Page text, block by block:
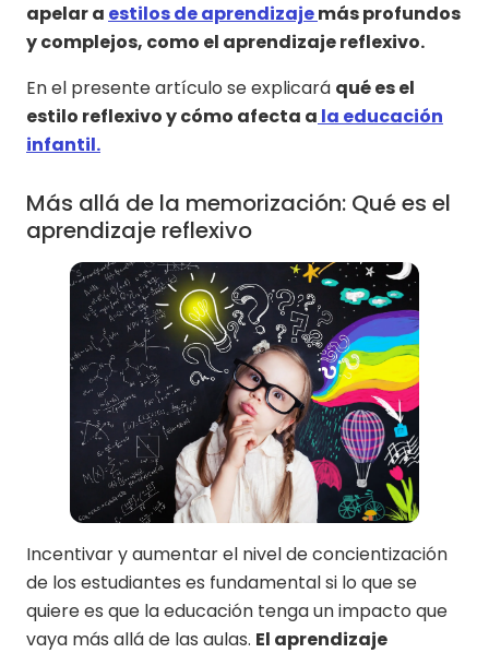
apelar a estilos de aprendizajemás profundos
y complejos, como el aprendizaje reflexivo.
En el presente artículo se explicará qué es el
estilo reflexivo y cómo afecta a la educación
infantil.
Más allá de la memorización: Qué es el
aprendizaje reflexivo
Incentivar y aumentar el nivel de concientización
de los estudiantes es fundamental si lo que se
quiere es que la educación tenga un impacto que
vaya más allá de las aulas. El aprendizaje